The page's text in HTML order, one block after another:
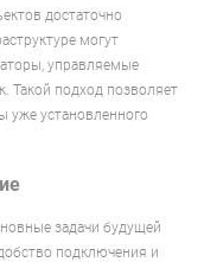
достаточно
могут
управляемые
Такой подход позволяет
уже установленного
задачи будущей
подключения и